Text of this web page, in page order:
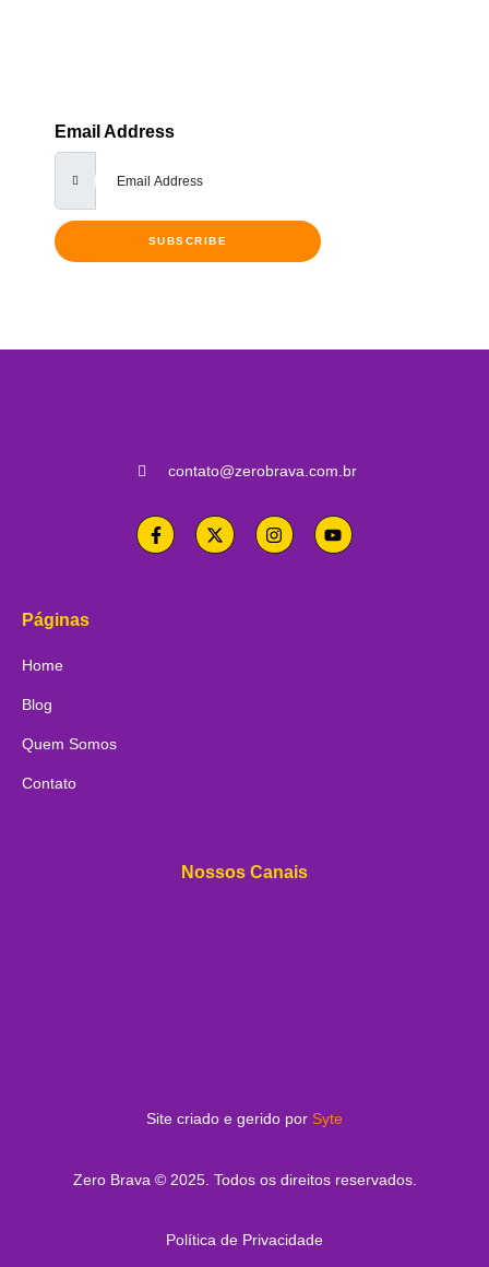
Email Address
SUBSCRIBE
contato@zerobrava.com.br
Páginas
Home
Blog
Quem Somos
Contato
Nossos Canais
Site criado e gerido por Syte
Zero Brava © 2025. Todos os direitos reservados.
Política de Privacidade